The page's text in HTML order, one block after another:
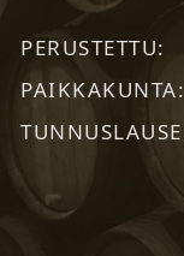
PERUSTETTU
PAIKKAKUNTA
TUNNUSLAUSE